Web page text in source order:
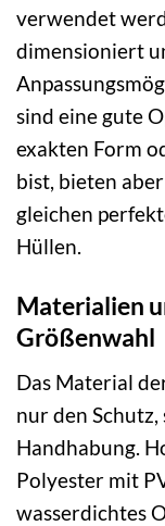
verwendet
dimensioniert
sind eine gute
exakten Form
bist, bieten
gleichen
Hüllen.
Materialien
Größenwahl
Das Material
nur den
Handhabung.
Polyester mit
wasserdichtes